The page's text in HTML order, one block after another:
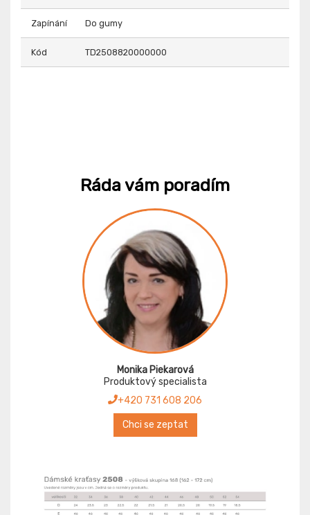
Zapínání Do gumy
Kód TD2508820000000
Ráda vám poradím
Monika Piekarová
Produktový specialista
+420 731 608 206
Chci se zeptat